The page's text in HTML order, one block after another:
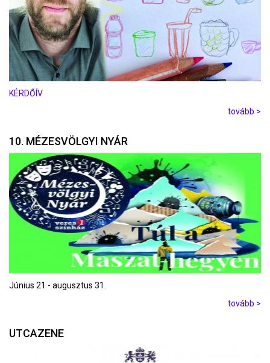
KÉRDŐÍV
tovább >
10. MÉZESVÖLGYI NYÁR
Június 21 - augusztus 31.
tovább >
UTCAZENE